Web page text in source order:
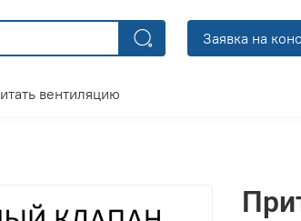
Заявка на
вентиляцию